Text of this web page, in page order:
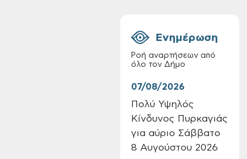
Πίνακες Κατάταξης
& Βαθμολογίας,
Πίνακες
Ενημέρωση
Ροή αναρτήσεων από
όλο τον Δήμο
07/08/2026
Πολύ Υψηλός
Κίνδυνος Πυρκαγιάς
για αύριο Σάββατο
8 Αυγούστου 2026